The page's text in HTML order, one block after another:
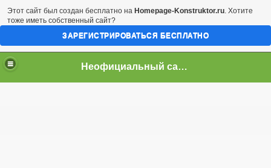
Неофициальный сайт город Арциз
Этот сайт был создан бесплатно на Homepage-Konstruktor.ru. Хотите
тоже иметь собственный сайт?
ЗАРЕГИСТРИРОВАТЬСЯ БЕСПЛАТНО